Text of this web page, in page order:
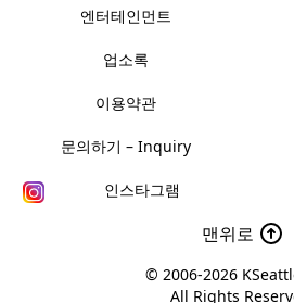
엔터테인먼트
업소록
이용약관
문의하기 – Inquiry
인스타그램
맨위로
© 2006-2026
All Rights